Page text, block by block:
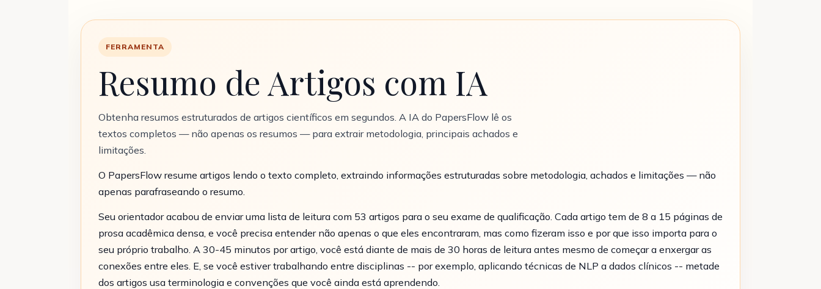
FERRAMENTA
Resumo de Artigos com IA
Obtenha resumos estruturados de artigos científicos em segundos. A IA do PapersFlow lê os
textos completos — não apenas os resumos — para extrair metodologia, principais achados e
limitações.
O PapersFlow resume artigos lendo o texto completo, extraindo informações estruturadas sobre metodologia, achados e limitações — não
apenas parafraseando o resumo.
Seu orientador acabou de enviar uma lista de leitura com 53 artigos para o seu exame de qualificação. Cada artigo tem de 8 a 15 páginas de
prosa acadêmica densa, e você precisa entender não apenas o que eles encontraram, mas como fizeram isso e por que isso importa para o
seu próprio trabalho. A 30-45 minutos por artigo, você está diante de mais de 30 horas de leitura antes mesmo de começar a enxergar as
conexões entre eles. E, se você estiver trabalhando entre disciplinas -- por exemplo, aplicando técnicas de NLP a dados clínicos -- metade
dos artigos usa terminologia e convenções que você ainda está aprendendo.